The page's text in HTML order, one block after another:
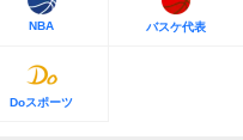
NBA バスケ代表
Doスポーツ